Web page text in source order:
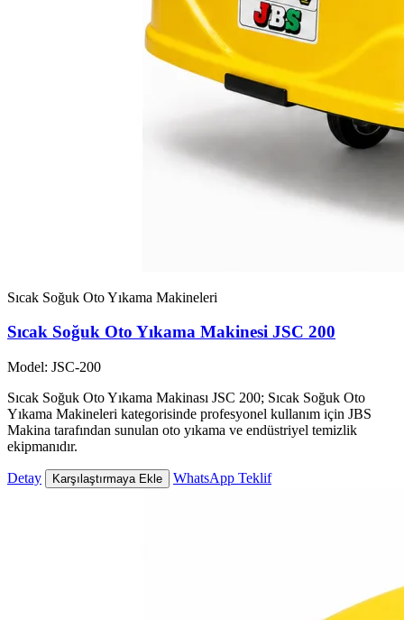
Sıcak Soğuk Oto Yıkama Makineleri
Sıcak Soğuk Oto Yıkama Makinesi JSC 200
Model: JSC-200
Sıcak Soğuk Oto Yıkama Makinası JSC 200; Sıcak Soğuk Oto
Yıkama Makineleri kategorisinde profesyonel kullanım için JBS
Makina tarafından sunulan oto yıkama ve endüstriyel temizlik
ekipmanıdır.
Detay Karşılaştırmaya Ekle WhatsApp Teklif